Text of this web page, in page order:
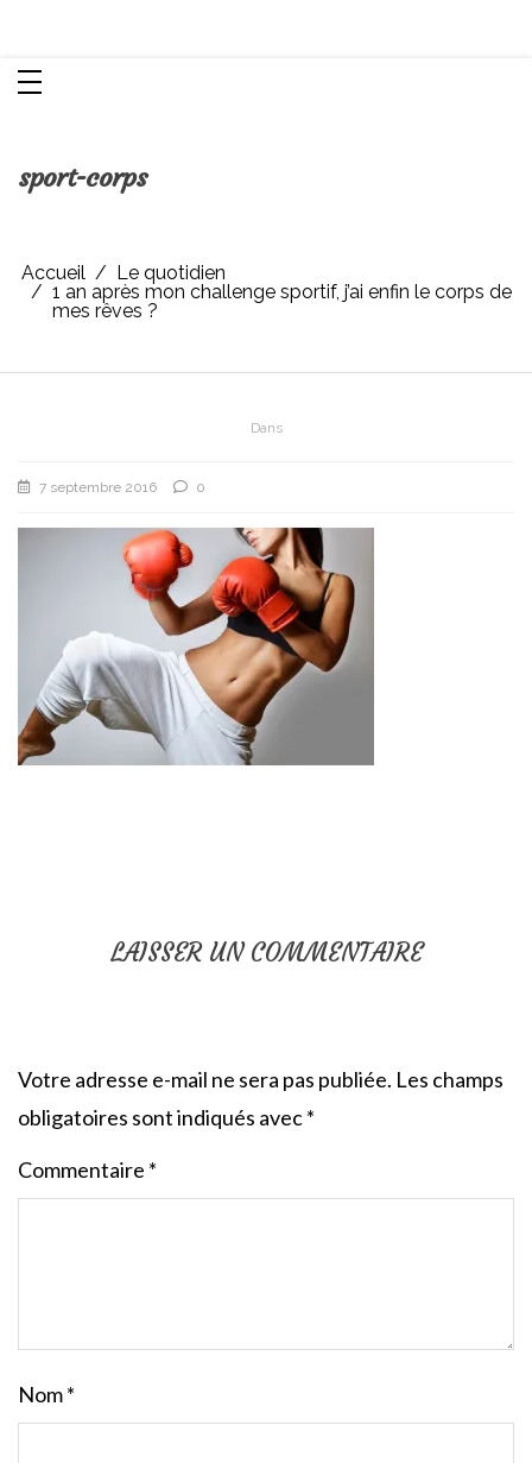
sport-corps
Accueil
Le quotidien
1 an après mon challenge sportif, j’ai enfin le corps de
mes rêves ?
Dans
7 septembre 2016 0
LAISSER UN COMMENTAIRE
Votre adresse e-mail ne sera pas publiée. Les champs
obligatoires sont indiqués avec*
Commentaire *
Nom*